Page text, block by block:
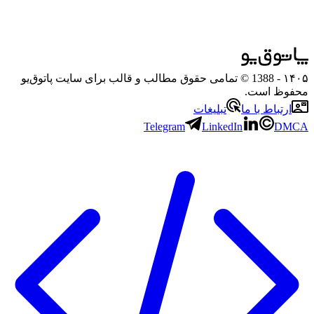
۱۴۰۵
- 1388 © تمامی حقوق مطالب و قالب برای سایت پاتوق‌یو
محفوظ است.
ارتباط با ما
تبلیغات
Telegram
LinkedIn DMCA